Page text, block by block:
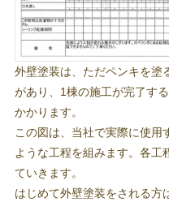
外壁塗装は、ただペンキを塗
があり、1棟の施工が完了す
かかります。
この図は、当社で実際に使用
ような工程を組みます。各工
ていきます。
はじめて外壁塗装をされる方